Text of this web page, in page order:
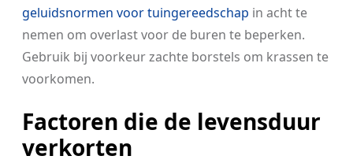
geluidsnormen voor tuingereedschap in acht te
nemen om overlast voor de buren te beperken.
Gebruik bij voorkeur zachte borstels om krassen te
voorkomen.
Factoren die de levensduur
verkorten